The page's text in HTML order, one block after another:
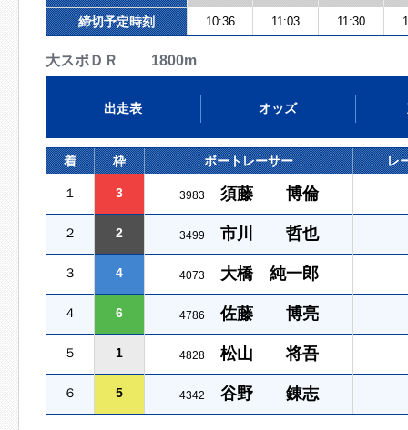
締切予定時刻 10:36 11:03 11:30
大スポＤＲ 1800m
出走表 オッズ
着 枠 ボートレーサー レ
１ 3 3983 須藤 博倫
２ 2 3499 市川 哲也
３ 4 4073 大橋 純一郎
４ 6 4786 佐藤 博亮
５ 1 4828 松山 将吾
６ 5 4342 谷野 錬志